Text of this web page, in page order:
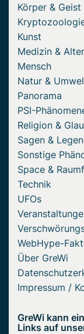
Körper & Geist
Kunst
Medizin &
Mensch
Natur &
Panorama
PSI-
Religion &
Sagen &
Sonstige
Space &
Technik
UFOs
WebHype-
Über GreWi
Impressum /
GreWi kann
Links auf